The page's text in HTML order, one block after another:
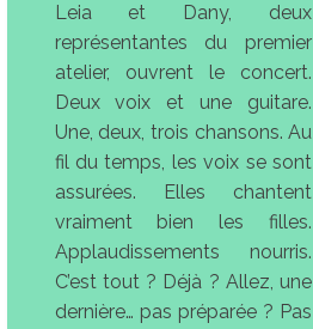
Leia et Dany, deux
représentantes du premier
atelier, ouvrent le concert.
Deux voix et une guitare.
Une, deux, trois chansons. Au
fil du temps, les voix se sont
assurées. Elles chantent
vraiment bien les filles.
Applaudissements nourris.
C’est tout ? Déjà ? Allez, une
dernière… pas préparée ? Pas